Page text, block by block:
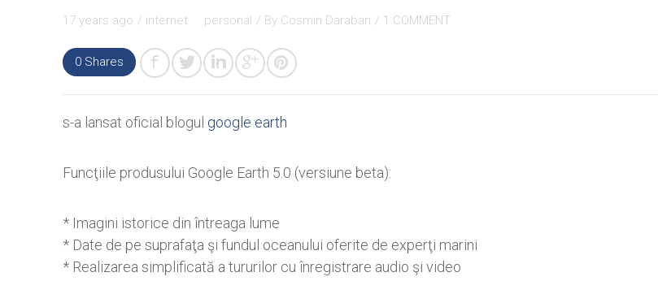
17 years ago / internet personal / By Cosmin Daraban / 1 COMMENT
0 Shares
s-a lansat oficial blogul google earth
Funcţiile produsului Google Earth 5.0 (versiune beta):
* Imagini istorice din întreaga lume
* Date de pe suprafaţa şi fundul oceanului oferite de experţi marini
* Realizarea simplificată a tururilor cu înregistrare audio şi video